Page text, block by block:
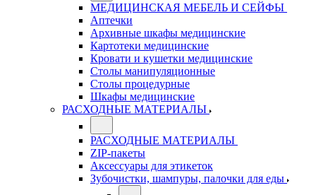
МЕДИЦИНСКАЯ МЕБЕЛЬ И СЕЙФЫ
Аптечки
Архивные шкафы медицинские
Картотеки медицинские
Кровати и кушетки медицинские
Столы манипуляционные
Столы процедурные
Шкафы медицинские
РАСХОДНЫЕ МАТЕРИАЛЫ
РАСХОДНЫЕ МАТЕРИАЛЫ
ZIP-пакеты
Аксессуары для этикеток
Зубочистки, шампуры, палочки для еды